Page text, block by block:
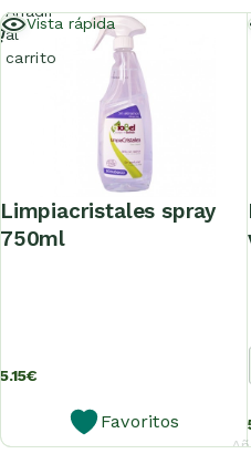
Vista rápida
limpiacristales spray
750ml
5.15€
Favoritos
Añadir
al
carrito